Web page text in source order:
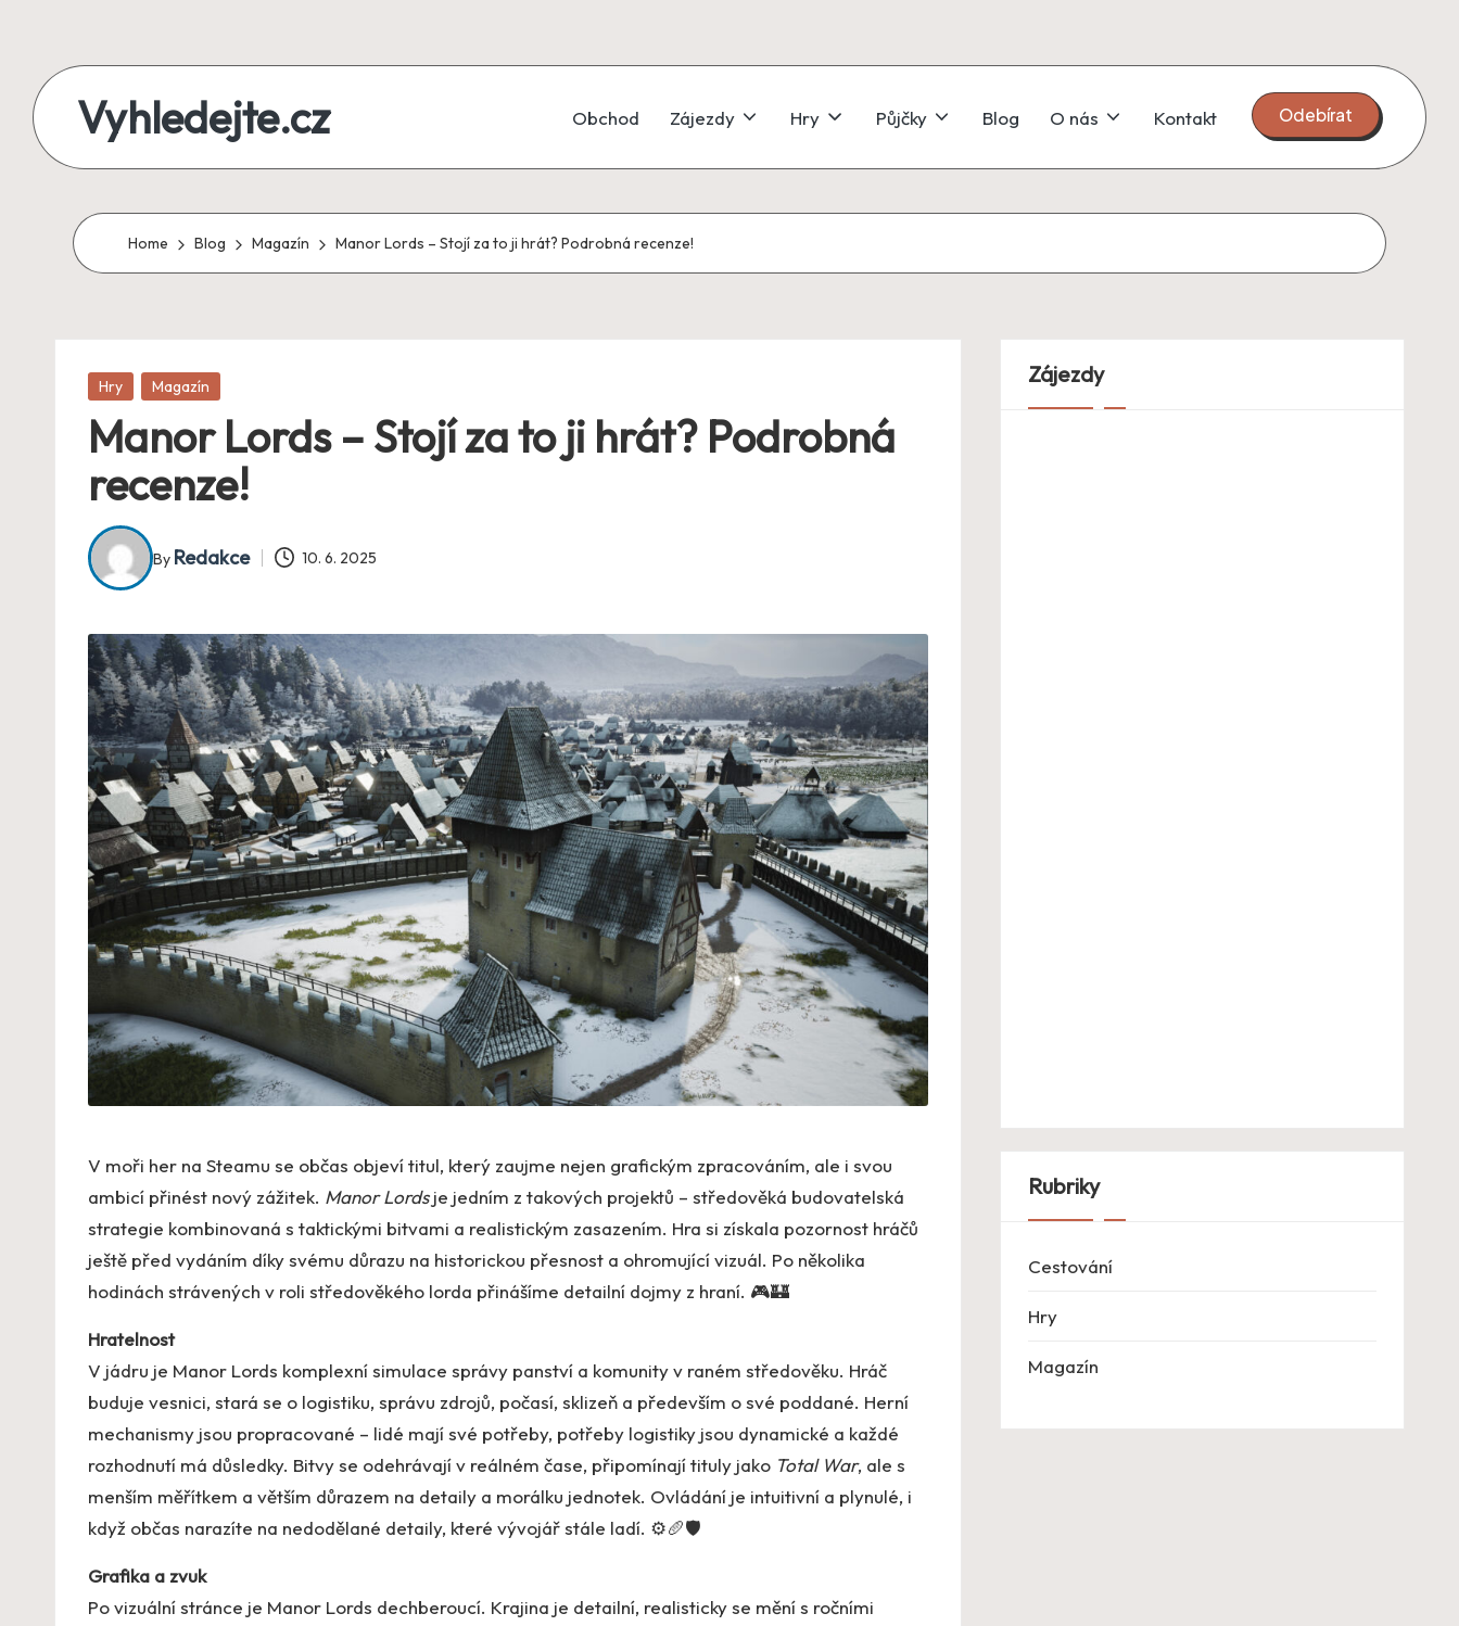
content
Vyhledejte.cz
produkty
i
místě
Obchod Zájezdy Hry Půjčky Blog O nás Kontakt Odebírat
Home Blog Magazín Manor Lords – Stojí za to ji hrát? Podrobná recenze!
Posted
Hry Magazín
Manor Lords – Stojí za to ji hrát? Podrobná
recenze!
Posted
By Redakce 10. 6. 2025
V moři her na Steamu se občas objeví titul, který zaujme nejen grafickým zpracováním, ale i svou
ambicí přinést nový zážitek. Manor Lordsje jedním z takových projektů – středověká budovatelská
strategie kombinovaná s taktickými bitvami a realistickým zasazením. Hra si získala pozornost hráčů
ještě před vydáním díky svému důrazu na historickou přesnost a ohromující vizuál. Po několika
hodinách strávených v roli středověkého lorda přinášíme detailní dojmy z hraní. 🎮🏰
Hratelnost
V jádru je Manor Lords komplexní simulace správy panství a komunity v raném středověku. Hráč
buduje vesnici, stará se o logistiku, správu zdrojů, počasí, sklizeň a především o své poddané. Herní
mechanismy jsou propracované – lidé mají své potřeby, potřeby logistiky jsou dynamické a každé
rozhodnutí má důsledky. Bitvy se odehrávají v reálném čase, připomínají tituly jako Total War, ale s
menším měřítkem a větším důrazem na detaily a morálku jednotek. Ovládání je intuitivní a plynulé, i
když občas narazíte na nedodělané detaily, které vývojář stále ladí. ⚙️🥖🛡️
Grafika a zvuk
Po vizuální stránce je Manor Lords dechberoucí. Krajina je detailní, realisticky se mění s ročními
Zájezdy
Rubriky
Cestování
Hry
Magazín